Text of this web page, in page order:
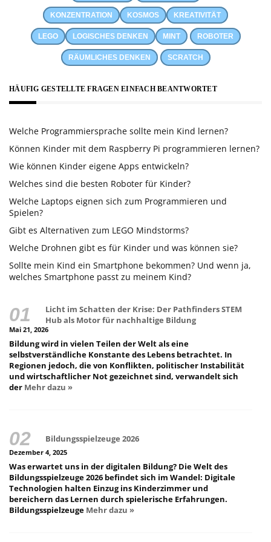
KONZENTRATION KOSMOS KREATIVITÄT
LEGO LOGISCHES DENKEN MINT ROBOTER
RÄUMLICHES DENKEN SCRATCH
HÄUFIG GESTELLTE FRAGEN EINFACH BEANTWORTET
Welche Programmiersprache sollte mein Kind lernen?
Können Kinder mit dem Raspberry Pi programmieren lernen?
Wie können Kinder eigene Apps entwickeln?
Welches sind die besten Roboter für Kinder?
Welche Laptops eignen sich zum Programmieren und
Spielen?
Gibt es Alternativen zum LEGO Mindstorms?
Welche Drohnen gibt es für Kinder und was können sie?
Sollte mein Kind ein Smartphone bekommen? Und wenn ja,
welches Smartphone passt zu meinem Kind?
Licht im Schatten der Krise: Der Pathfinders STEM
Hub als Motor für nachhaltige Bildung
Mai 21, 2026
Bildung wird in vielen Teilen der Welt als eine
selbstverständliche Konstante des Lebens betrachtet. In
Regionen jedoch, die von Konflikten, politischer Instabilität
und wirtschaftlicher Not gezeichnet sind, verwandelt sich
der Mehr dazu »
Bildungsspielzeuge 2026
Dezember 4, 2025
Was erwartet uns in der digitalen Bildung? Die Welt des
Bildungsspielzeuge 2026 befindet sich im Wandel: Digitale
Technologien halten Einzug ins Kinderzimmer und
bereichern das Lernen durch spielerische Erfahrungen.
Bildungsspielzeuge Mehr dazu »